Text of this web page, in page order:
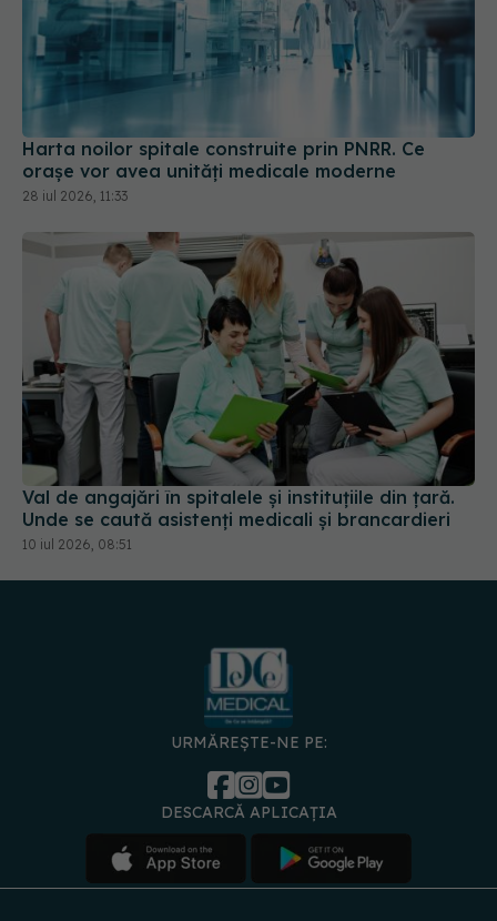
Harta noilor spitale construite prin PNRR. Ce
orașe vor avea unități medicale moderne
28 iul 2026, 11:33
Val de angajări în spitalele și instituțiile din țară.
Unde se caută asistenți medicali și brancardieri
10 iul 2026, 08:51
URMĂREȘTE-NE PE:
DESCARCĂ APLICAȚIA